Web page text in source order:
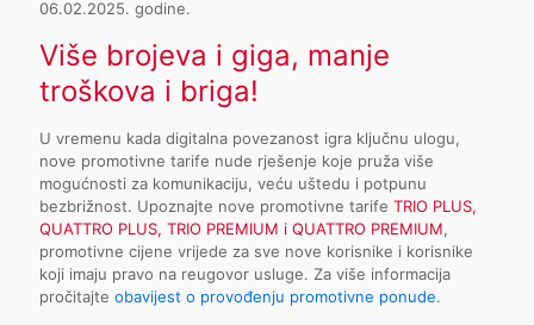
06.02.2025. godine.
Više brojeva i giga, manje
troškova i briga!
U vremenu kada digitalna povezanost igra ključnu ulogu,
nove promotivne tarife nude rješenje koje pruža više
mogućnosti za komunikaciju, veću uštedu i potpunu
bezbrižnost. Upoznajte nove promotivne tarife TRIO PLUS,
QUATTRO PLUS, TRIO PREMIUM i QUATTRO PREMIUM,
promotivne cijene vrijede za sve nove korisnike i korisnike
koji imaju pravo na reugovor usluge. Za više informacija
pročitajte obavijest o provođenju promotivne ponude.